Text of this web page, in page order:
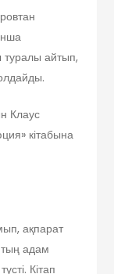
туралы айтып,
Клаус
кітабына
ақпарат
адам
Кітап